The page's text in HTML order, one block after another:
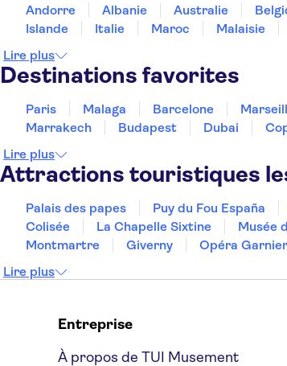
Andorre Albanie Australie
Islande
Italie Maroc Malaisie
Lire plus
Destinations favorites
Paris Malaga Barcelone
Marrakech
Budapest Dubai
Lire plus
Attractions touristiques
Palais des papes Puy du Fou España
Colisée
La Chapelle Sixtine Musée
Montmartre
Giverny Opéra Garnier
Lire plus
Entreprise
À propos de TUI Musement